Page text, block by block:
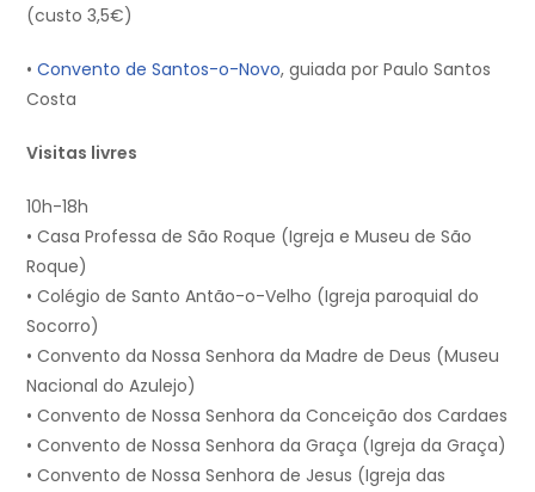
(custo 3,5€)
• Convento de Santos-o-Novo, guiada por Paulo Santos
Costa
Visitas livres
10h-18h
• Casa Professa de São Roque (Igreja e Museu de São
Roque)
• Colégio de Santo Antão-o-Velho (Igreja paroquial do
Socorro)
• Convento da Nossa Senhora da Madre de Deus (Museu
Nacional do Azulejo)
• Convento de Nossa Senhora da Conceição dos Cardaes
• Convento de Nossa Senhora da Graça (Igreja da Graça)
• Convento de Nossa Senhora de Jesus (Igreja das